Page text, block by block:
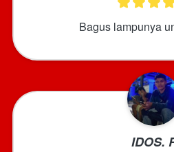
Bagus lampunya
IDOS.